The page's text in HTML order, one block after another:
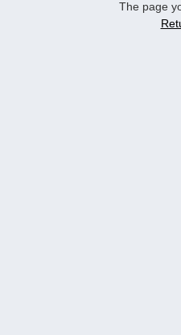
The page